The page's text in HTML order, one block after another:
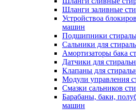
Шланги заливные
Устройствоа
машин
Подшипники
Сальники для
Амортизаторы бака
Датчики для
Клапаны для
Модули управления
Смазки сальников
Барабаны, баки,
машин